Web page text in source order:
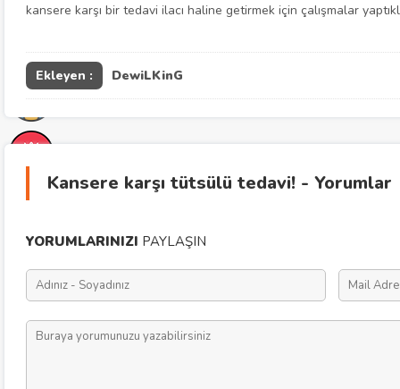
kansere karşı bir tedavi ilacı haline getirmek için çalışmalar
Ekleyen : DewiLKinG
Kansere karşı tütsülü tedavi! - Yorumlar
YORUMLARINIZI PAYLAŞIN